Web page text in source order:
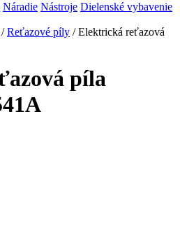
Náradie Nástroje Dielenské vybavenie
/Reťazové píly / Elektrická reťazová
píla